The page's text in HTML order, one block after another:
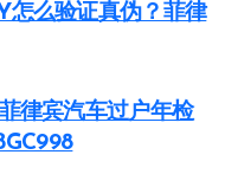
怎么验证真伪？菲律
律宾汽车过户年检